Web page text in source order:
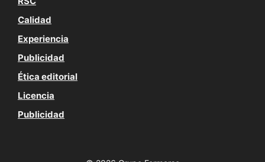
Calidad
Experiencia
Publicidad
Ética editorial
Licencia
Publicidad